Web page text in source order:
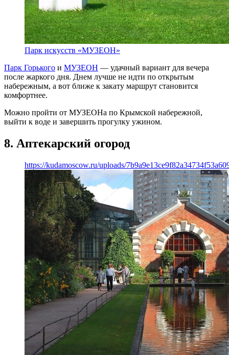
Парк искусств «МУЗЕОН»
Парк Горького и МУЗЕОН — удачный вариант для вечера
после жаркого дня. Днем лучше не идти по открытым
набережным, а вот ближе к закату маршрут становится
комфортнее.
Можно пройти от МУЗЕОНа по Крымской набережной,
выйти к воде и завершить прогулку ужином.
8. Аптекарский огород
https://kudamoscow.ru/uploads/